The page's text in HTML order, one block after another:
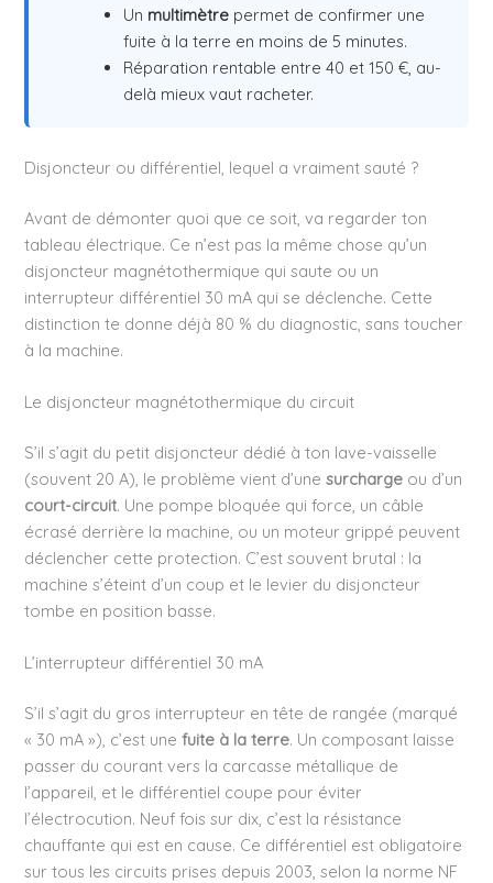
Un multimètre permet de confirmer une
fuite à la terre en moins de 5 minutes.
Réparation rentable entre 40 et 150 €, au-
delà mieux vaut racheter.
Disjoncteur ou différentiel, lequel a vraiment sauté ?
Avant de démonter quoi que ce soit, va regarder ton
tableau électrique. Ce n’est pas la même chose qu’un
disjoncteur magnétothermique qui saute ou un
interrupteur différentiel 30 mA qui se déclenche. Cette
distinction te donne déjà 80 % du diagnostic, sans toucher
à la machine.
Le disjoncteur magnétothermique du circuit
S’il s’agit du petit disjoncteur dédié à ton lave-vaisselle
(souvent 20 A), le problème vient d’unesurcharge ou d’un
court-circuit. Une pompe bloquée qui force, un câble
écrasé derrière la machine, ou un moteur grippé peuvent
déclencher cette protection. C’est souvent brutal : la
machine s’éteint d’un coup et le levier du disjoncteur
tombe en position basse.
L’interrupteur différentiel 30 mA
S’il s’agit du gros interrupteur en tête de rangée (marqué
« 30 mA »), c’est unefuite à la terre. Un composant laisse
passer du courant vers la carcasse métallique de
l’appareil, et le différentiel coupe pour éviter
l’électrocution. Neuf fois sur dix, c’est la résistance
chauffante qui est en cause. Ce différentiel est obligatoire
sur tous les circuits prises depuis 2003, selon la norme NF